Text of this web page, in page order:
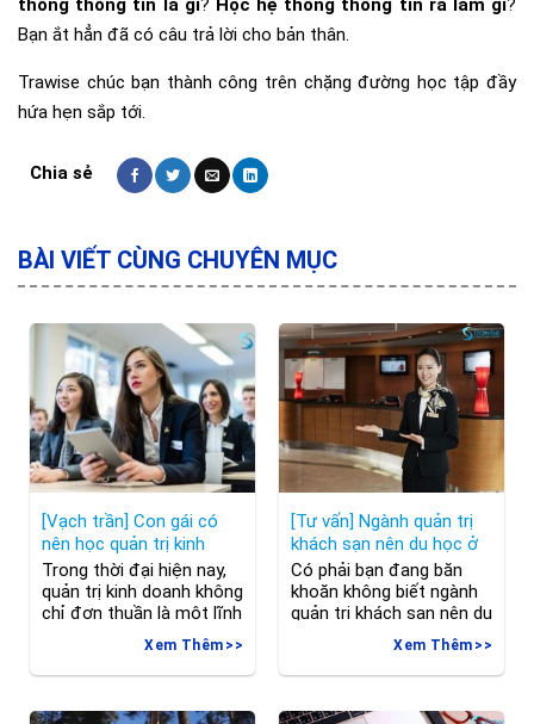
thống thông tin là gì? Học hệ thống thông tin ra làm gì?
Bạn ắt hẳn đã có câu trả lời cho bản thân.
Trawise chúc bạn thành công trên chặng đường học tập đầy
hứa hẹn sắp tới.
BÀI VIẾT CÙNG CHUYÊN MỤC
[Vạch trần] Con gái có
nên học quản trị kinh
doanh không?
Trong thời đại hiện nay,
quản trị kinh doanh không
chỉ đơn thuần là một lĩnh
vực mà còn trở thành
một ngách nghề hấp dẫn
và đầy triển vọng. Điều
Xem Thêm
[Tư vấn] Ngành quản trị
khách sạn nên du học ở
đâu?
Có phải bạn đang băn
khoăn không biết ngành
quản trị khách sạn nên du
học ở đâu? Đừng lo,
không chỉ chúng ta mà
rất nhiều người ở ngoài
Xem Thêm